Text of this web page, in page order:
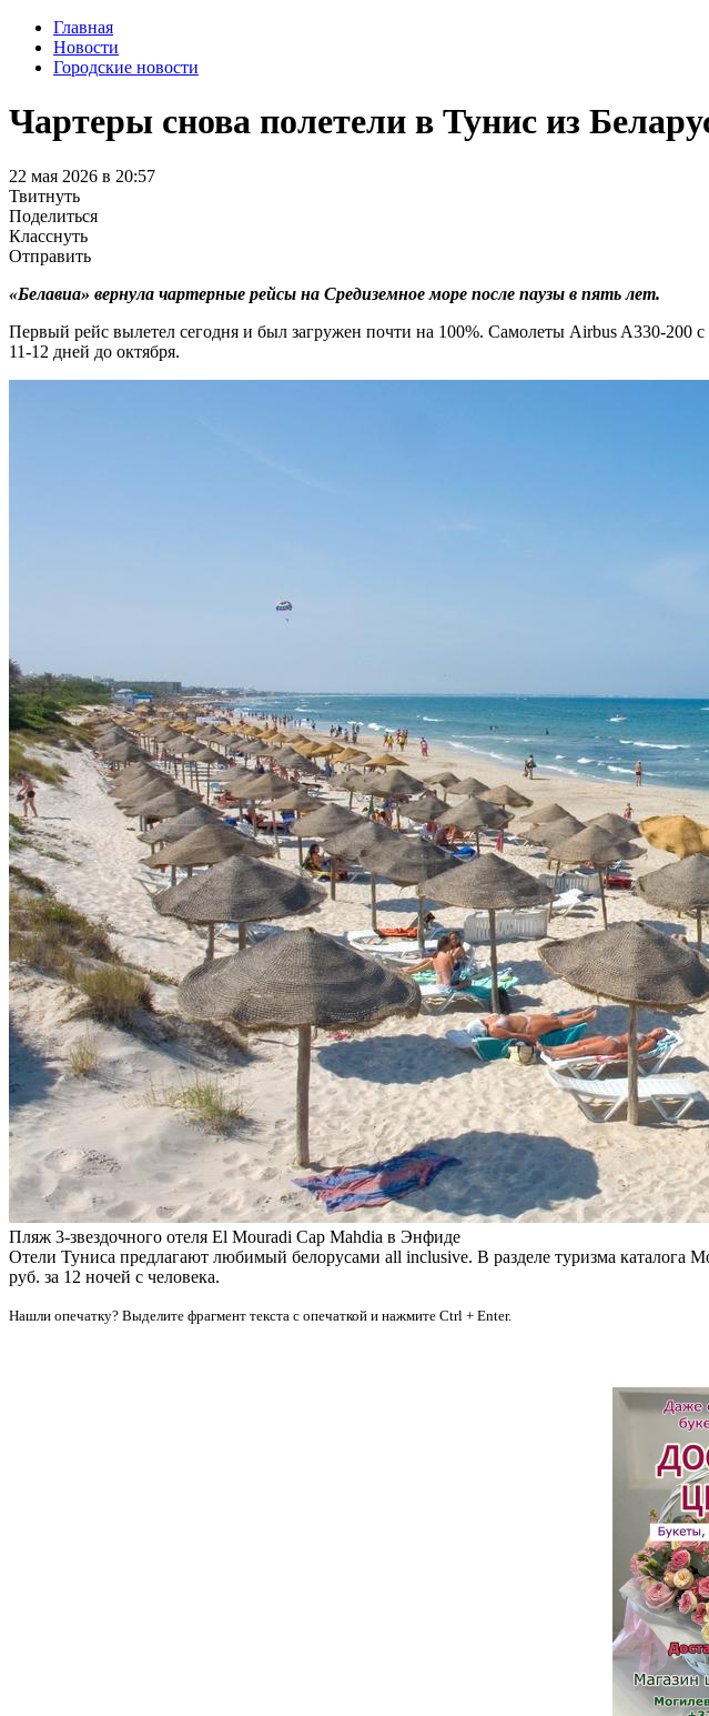
Главная
Новости
Городские новости
Чартеры снова полетели в Тунис из
22 мая 2026 в 20:57
Твитнуть
Поделиться
Класснуть
Отправить
«Белавиа» вернула чартерные рейсы на Средиземное море после паузы в пять лет.
Первый рейс вылетел сегодня и был загружен почти на 100%. Самолеты Airbus A330-
11-12 дней до октября.
Пляж 3-звездочного отеля El Mouradi Cap Mahdia в Энфиде
Отели Туниса предлагают любимый белорусами all inclusive. В разделе туризма каталога
руб. за 12 ночей с человека.
Нашли опечатку? Выделите фрагмент текста с опечаткой и нажмите Ctrl + Enter.